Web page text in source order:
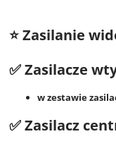
⭐ Zasilanie
✅Zasilacze
w zestawie
✅Zasilacz